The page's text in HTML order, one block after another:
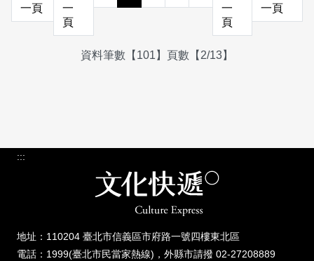
一頁
一
頁
一
頁
一頁
資料筆數【101】頁數【2/13】
:::
地址：110204 臺北市信義區市府路一號四樓東北區
電話：1999(臺北市民當家熱線)，外縣市請撥 02-27208889